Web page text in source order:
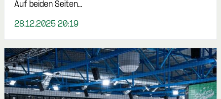
Auf beiden Seiten…
28.12.2025 20:19